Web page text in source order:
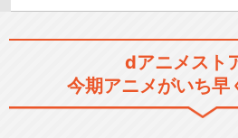
始め――？創真の新たな戦いが幕を開ける
シリーズ／関連のアニメ作品
食戟
dアニメスト
今期アニメがいち早